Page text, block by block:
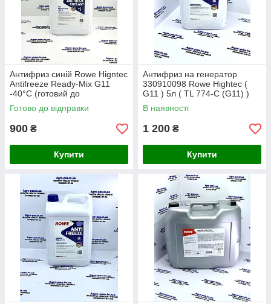
Антифриз синій Rowe Higntec
Antifreeze Ready-Mix G11
-40°C (готовий до
використання) 5л
Готово до відправки
900 ₴
Купити
Антифриз на генератор
330910098 Rowe Hightec (
G11 ) 5л ( TL 774-C (G11) )
-72C, синий
В наявності
1 200 ₴
Купити